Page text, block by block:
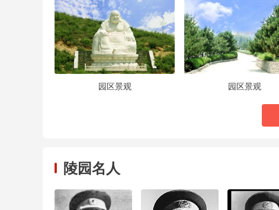
园区景观 园区景观
陵园名人